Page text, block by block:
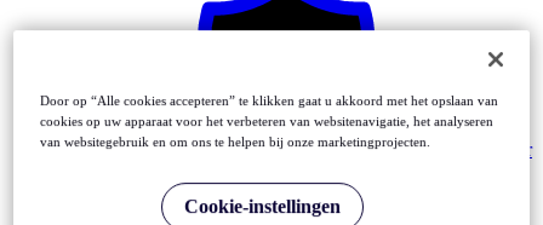
Monitor
Door op “Alle cookies accepteren” te klikken gaat u akkoord met het opslaan van
cookies op uw apparaat voor het verbeteren van websitenavigatie, het analyseren
van websitegebruik en om ons te helpen bij onze marketingprojecten.
Cookie-instellingen